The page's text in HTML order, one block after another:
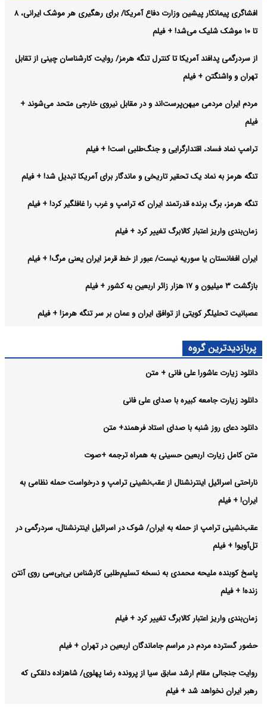
چند رسانه ای: بازگشت ۳ میلیون و ۱۷ هزار زائر اربعین به کشور + فیلم
چند رسانه ای:
عصبانیت تحلیلگر کویتی از توافق ایران و عمان بر سر تنگه هرمز! +
فیلم
افشاگری پیمانکار پیشین وزارت دفاع آمریکا/ برای رهگیری هر موشک ایرانی، ۸
تا ۱۰ موشک شلیک می‌شد! + فیلم
از سردرگمی پدافند آمریکا تا کنترل تنگه هرمز/ روایت کارشناسان چینی از تقابل
تهران و واشنگتن + فیلم
مردم ایران مردمی میهن‌پرست‌اند و در مقابل نیروی خارجی متحد می‌شوند +
فیلم
ترامپ نماد فساد، اقتدارگرایی و جنگ‌طلبی است! + فیلم
تنگه هرمز به نماد یک تحقیر تاریخی و ماندگار برای آمریکا تبدیل شد! + فیلم
تنگه هرمز، برگ برنده قدرتمند ایران که ترامپ و غرب را غافلگیر کرد! + فیلم
زمان‌بندی واریز اعتبار کالابرگ تغییر کرد + فیلم
ایران افغانستان یا سوریه نیست/ عبور از خط قرمز ایران یعنی مرگ! + فیلم
بازگشت ۳ میلیون و ۱۷ هزار زائر اربعین به کشور + فیلم
عصبانیت تحلیلگر کویتی از توافق ایران و عمان بر سر تنگه هرمز! + فیلم
پربازدیدترین گروه
دانلود زیارت عاشورا علی فانی + متن
دانلود زیارت جامعه کبیره با صدای علی فانی
دانلود دعای روز شنبه با صدای استاد فرهمند+ متن
متن کامل زیارت اربعین حسینی به همراه ترجمه +صوت
ناراحتی اسرائیل اینترنشنال از عقب‌نشینی ترامپ و درخواست حمله نظامی به
ایران! + فیلم
عقب‌نشینی ترامپ از حمله به ایران/ شوک در اسرائیل اینترنشنال، سردرگمی در
تل‌آویو! + فیلم
پاسخ کوبنده ملیحه محمدی به نسخه تسلیم‌طلبی کارشناس بی‌بی‌سی روی آنتن
زنده! + فیلم
زمان‌بندی واریز اعتبار کالابرگ تغییر کرد + فیلم
حضور گسترده مردم در مراسم جاماندگان اربعین در تهران + فیلم
روایت جنجالی مقام ارشد سابق سیا از پرونده رضا پهلوی/ شاهزاده دلقکی که
رهبر ایران نخواهد شد + فیلم